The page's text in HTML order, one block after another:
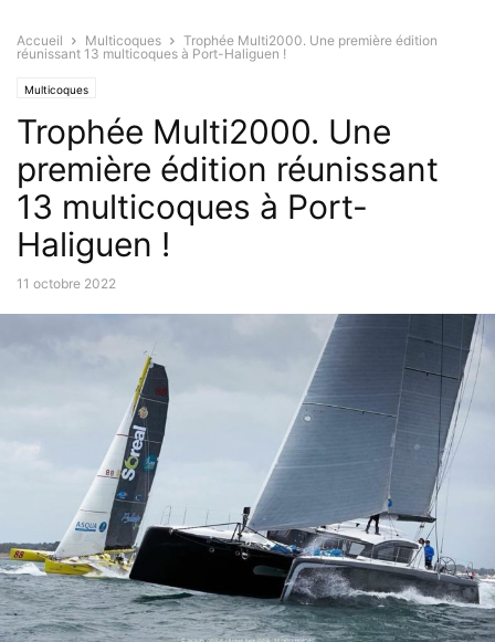
Accueil Multicoques
Trophée Multi2000. Une première édition
réunissant 13 multicoques à Port-Haliguen !
Multicoques
Trophée Multi2000. Une
première édition réunissant
13 multicoques à Port-
Haliguen !
11 octobre 2022